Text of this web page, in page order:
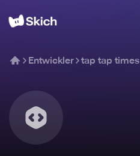
Entwickler tap tap times